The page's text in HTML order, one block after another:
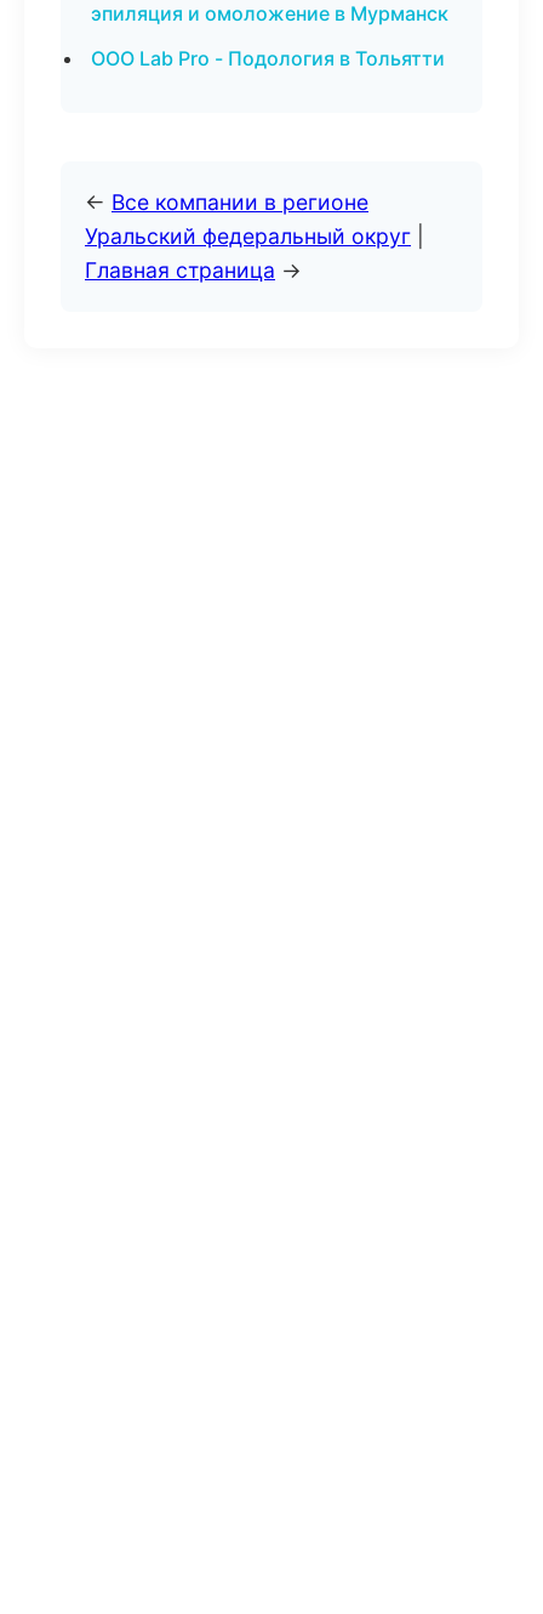
эпиляция и омоложение в Мурманск
ООО Lab Pro - Подология в Тольятти
← Все компании в регионе
Уральский федеральный округ
Главная страница →